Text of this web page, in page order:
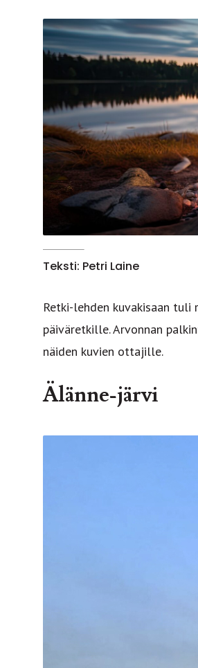
Teksti: Petri Laine
Retki-lehden kuvakisaan
päiväretkille. Arvonnan
näiden kuvien ottajille.
Älänne-järvi